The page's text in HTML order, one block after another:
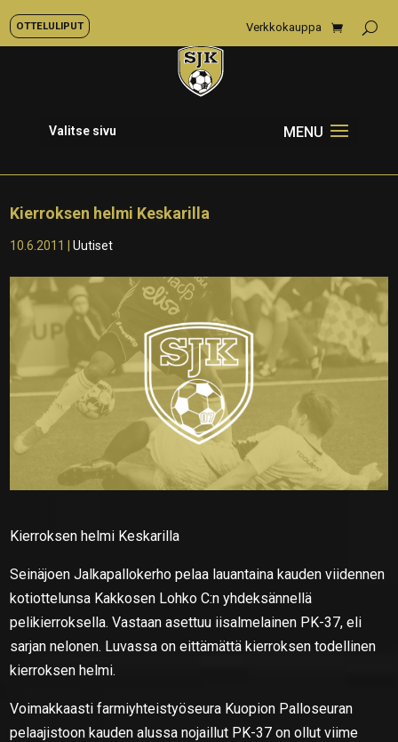
OTTELULIPUT Verkkokauppa
Valitse sivu
Kierroksen helmi Keskarilla
10.6.2011 |Uutiset
Kierroksen helmi Keskarilla
Seinäjoen Jalkapallokerho pelaa lauantaina kauden viidennen
kotiottelunsa Kakkosen Lohko C:n yhdeksännellä
pelikierroksella. Vastaan asettuu iisalmelainen PK-37, eli
sarjan nelonen. Luvassa on eittämättä kierroksen todellinen
kierroksen helmi.
Voimakkaasti farmiyhteistyöseura Kuopion Palloseuran
pelaajistoon kauden alussa nojaillut PK-37 on ollut viime